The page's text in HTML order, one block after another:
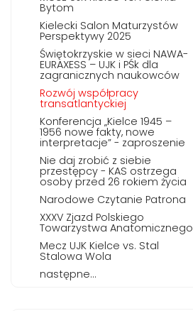
Bytom
Kielecki Salon Maturzystów
Perspektywy 2025
Świętokrzyskie w sieci NAWA-
EURAXESS – UJK i PŚk dla
zagranicznych naukowców
Rozwój współpracy
transatlantyckiej
Konferencja „Kielce 1945 –
1956 nowe fakty, nowe
interpretacje” - zaproszenie
Nie daj zrobić z siebie
przestępcy - KAS ostrzega
osoby przed 26 rokiem życia
Narodowe Czytanie Patrona
XXXV Zjazd Polskiego
Towarzystwa Anatomicznego
Mecz UJK Kielce vs. Stal
Stalowa Wola
następne...